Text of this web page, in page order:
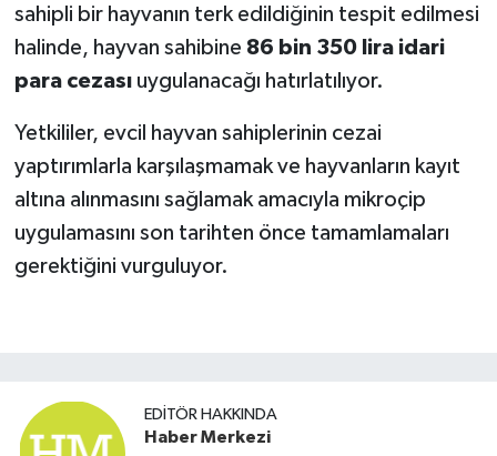
sahipli bir hayvanın terk edildiğinin tespit edilmesi
halinde, hayvan sahibine 86 bin 350 lira idari
para cezasıuygulanacağı hatırlatılıyor.
Yetkililer, evcil hayvan sahiplerinin cezai
yaptırımlarla karşılaşmamak ve hayvanların kayıt
altına alınmasını sağlamak amacıyla mikroçip
uygulamasını son tarihten önce tamamlamaları
gerektiğini vurguluyor.
EDITÖR HAKKINDA
Haber Merkezi